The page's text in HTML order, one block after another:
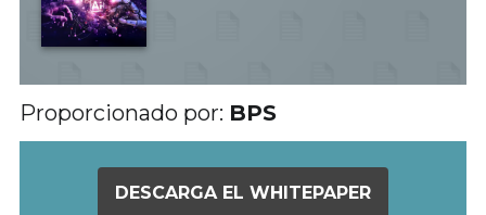
Proporcionado por: BPS
DESCARGA EL WHITEPAPER